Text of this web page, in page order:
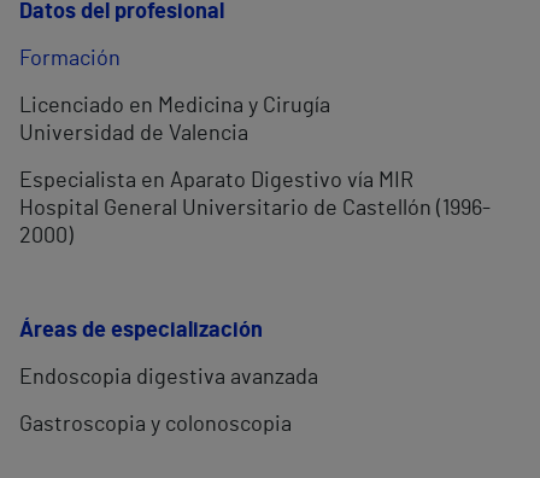
Datos del profesional
Formación
Licenciado en Medicina y Cirugía
Universidad de Valencia
Especialista en Aparato Digestivo vía MIR
Hospital General Universitario de Castellón (1996-
2000)
Áreas de especialización
Endoscopia digestiva avanzada
Gastroscopia y colonoscopia